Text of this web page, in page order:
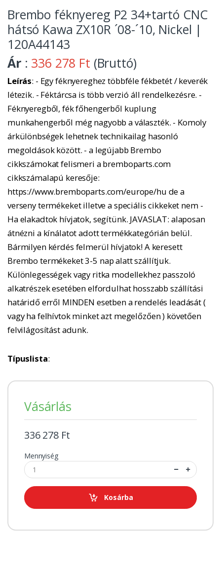
Brembo féknyereg P2 34+tartó CNC
hátsó Kawa ZX10R ´08-´10, Nickel |
120A44143
Ár : 336 278 Ft (Bruttó)
Leírás: - Egy féknyereghez többféle fékbetét / keverék
létezik. - Féktárcsa is több verzió áll rendelkezésre. -
Féknyeregből, fék főhengerből kuplung
munkahengerből még nagyobb a választék. - Komoly
árkülönbségek lehetnek technikailag hasonló
megoldások között. - a legújabb Brembo
cikkszámokat felismeri a bremboparts.com
cikkszámalapú keresője:
https://www.bremboparts.com/europe/hu de a
verseny termékeket illetve a speciális cikkeket nem -
Ha elakadtok hívjatok, segítünk. JAVASLAT: alaposan
átnézni a kínálatot adott termékkategórián belül.
Bármilyen kérdés felmerül hívjatok! A keresett
Brembo termékeket 3-5 nap alatt szállítjuk.
Különlegességek vagy ritka modellekhez passzoló
alkatrészek esetében elfordulhat hosszabb szállítási
határidő erről MINDEN esetben a rendelés leadását (
vagy ha felhívtok minket azt megelőzően ) követően
felvilágosítást adunk.
Típuslista:
Vásárlás
336 278 Ft
Mennyiség
Kosárba